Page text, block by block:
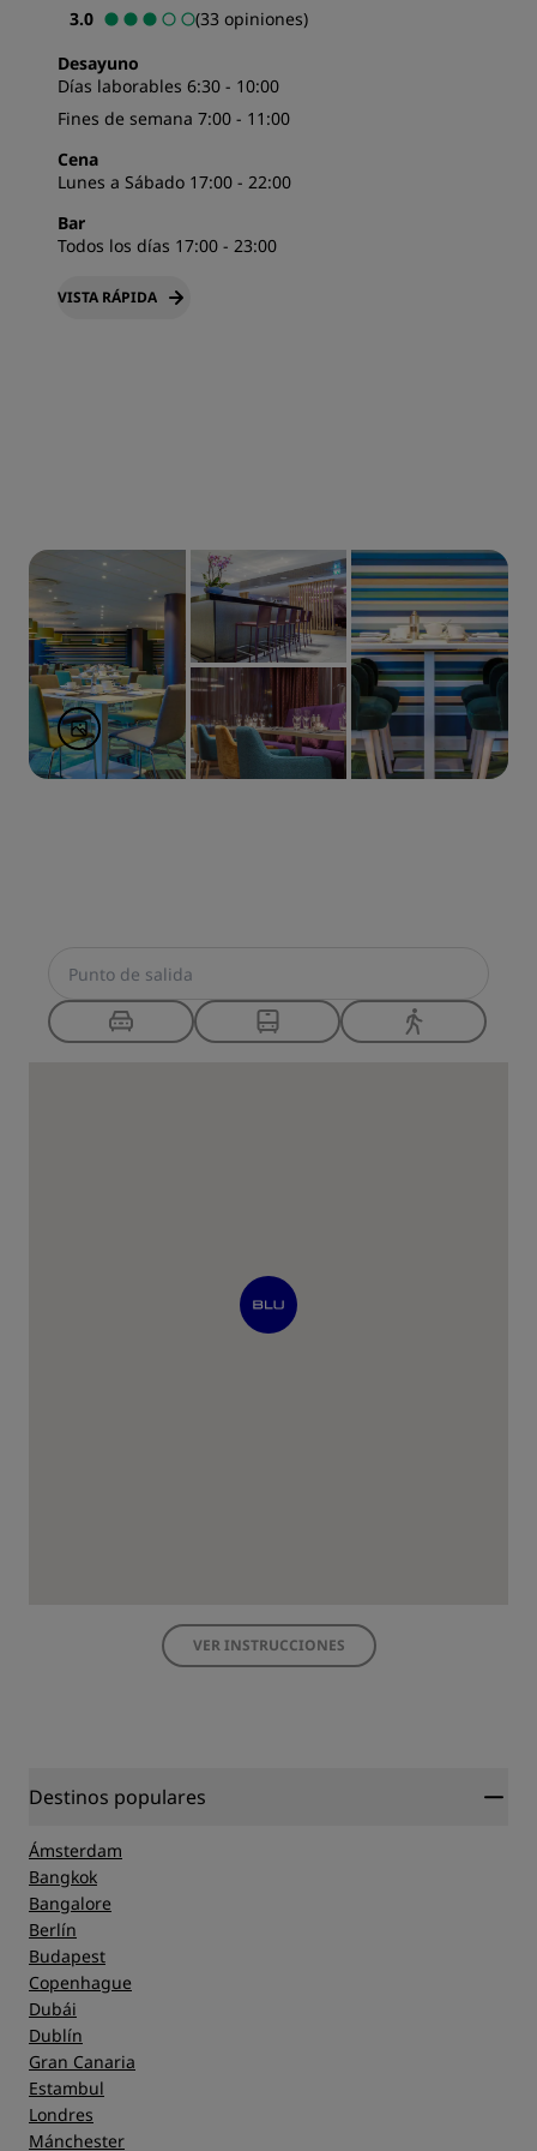
3.0
(33 opiniones)
Desayuno
Días laborables 6:30 - 10:00
Fines de semana 7:00 - 11:00
Cena
Lunes a Sábado 17:00 - 22:00
Bar
Todos los días 17:00 - 23:00
VISTA RÁPIDA
VER INSTRUCCIONES
Destinos populares
Ámsterdam
Bangkok
Bangalore
Berlín
Budapest
Copenhague
Dubái
Dublín
Gran Canaria
Estambul
Londres
Mánchester